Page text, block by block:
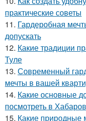
практические советы
11. Гардеробная
допускать
12. Какие традиции
Туле
13. Современный
мечты в вашей
14. Какие основные
посмотреть в
15. Какие природные